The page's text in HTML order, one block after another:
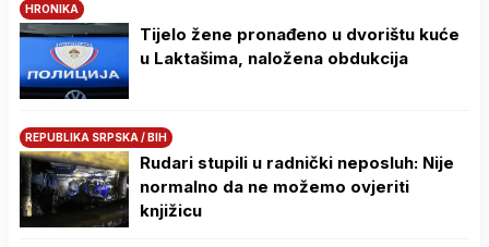
HRONIKA
Tijelo žene pronađeno u dvorištu kuće
u Laktašima, naložena obdukcija
REPUBLIKA SRPSKA / BIH
Rudari stupili u radnički neposluh: Nije
normalno da ne možemo ovjeriti
knjižicu